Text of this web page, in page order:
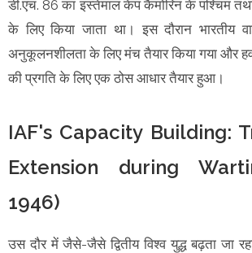
डी.एच. 86 का इस्तेमाल केप कैमोरिन के पश्चिम
के लिए किया जाता था। इस दौरान भारतीय
अनुकूलनशीलता के लिए मंच तैयार किया गया और
की प्रगति के लिए एक ठोस आधार तैयार हुआ।
IAF's Capacity Building:
Extension during
1946)
उस दौर में जैसे-जैसे द्वितीय विश्व युद्ध बढ़ता जा